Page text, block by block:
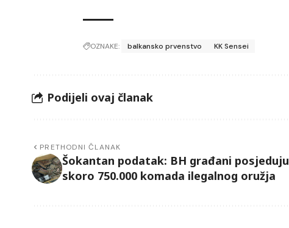
OZNAKE: balkansko prvenstvo KK Sensei
Podijeli ovaj članak
PRETHODNI ČLANAK
Šokantan podatak: BH građani posjeduju
skoro 750.000 komada ilegalnog oružja